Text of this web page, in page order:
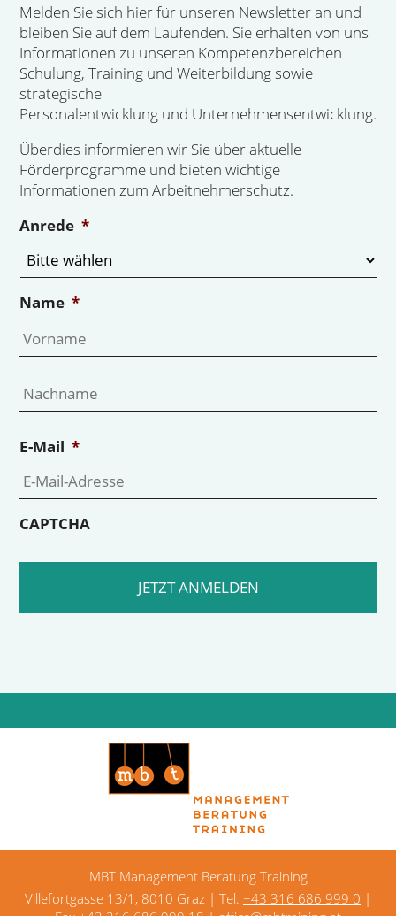
Melden Sie sich hier für unseren Newsletter an und
bleiben Sie auf dem Laufenden. Sie erhalten von uns
Informationen zu unseren Kompetenzbereichen
Schulung, Training und Weiterbildung sowie
strategische
Personalentwicklung und Unternehmensentwicklung.
Überdies informieren wir Sie über aktuelle
Förderprogramme und bieten wichtige
Informationen zum Arbeitnehmerschutz.
Anrede *
Name *
E-Mail *
CAPTCHA
MBT Management Beratung Training
Villefortgasse 13/1, 8010 Graz | Tel. +43 316 686 999 0 |